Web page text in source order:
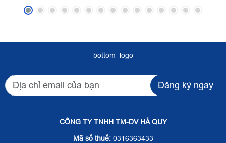
bottom_logo
Đăng ký ngay
CÔNG TY TNHH TM-DV HÀ QUY
Mã số thuế:0316363433